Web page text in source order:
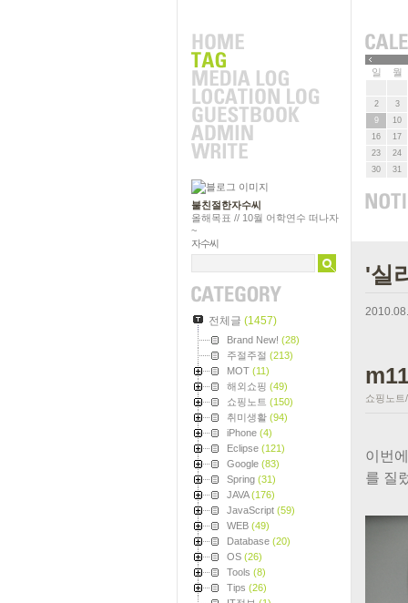
불친절한자수씨
올해목표 // 10월 어학연수 떠나자
~
자수씨
전체글 (1457)
Brand New! (28)
주절주절 (213)
MOT (11)
해외쇼핑 (49)
쇼핑노트 (150)
취미생활 (94)
iPhone (4)
Eclipse (121)
Google (83)
Spring (31)
JAVA(176)
JavaScript (59)
WEB (49)
Database (20)
OS (26)
Tools (8)
Tips (26)
일 월
2
3
9
10
16
17
23
24
30
31
'실
쇼핑노트
이번
를 질